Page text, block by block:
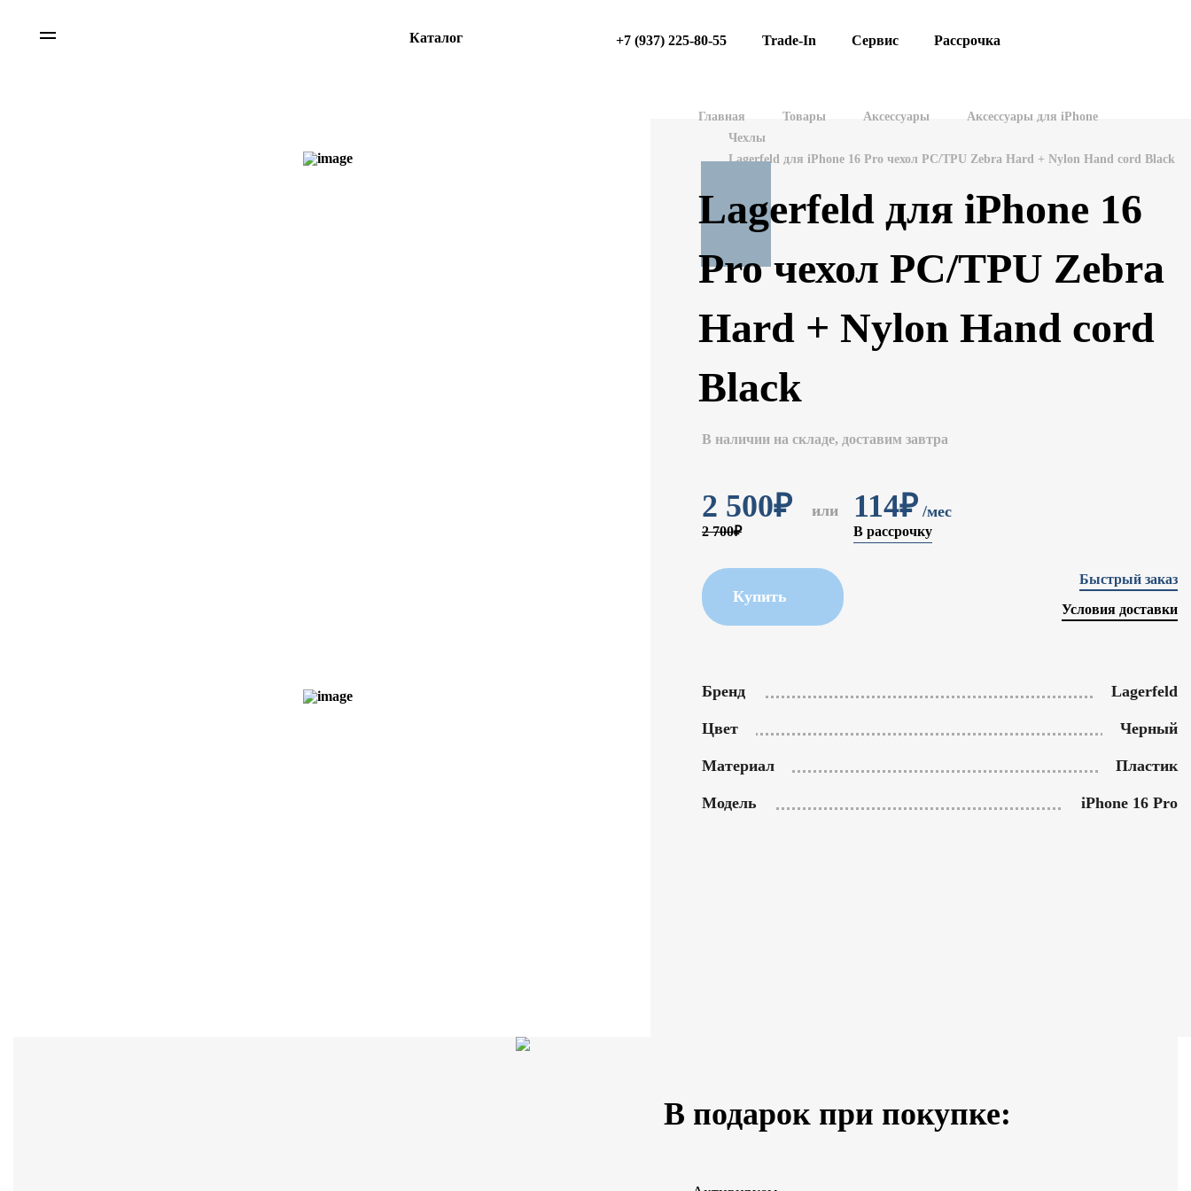
Каталог +7 (937) 225-80-55 Trade-In Сервис Рассрочка
Главная Товары Аксессуары
Аксессуары для iPhone
Чехлы
Lagerfeld для iPhone 16 Pro чехол PC/TPU Zebra Hard + Nylon Hand cord Black
Lagerfeld для iPhone 16
Pro чехол PC/TPU Zebra
Hard + Nylon Hand cord
Black
В наличии на складе, доставим завтра
2 500₽ или 114₽ /мес
В рассрочку
2 700₽
Купить
Быстрый заказ
Условия доставки
Бренд Lagerfeld
Цвет Черный
Материал Пластик
Модель iPhone 16 Pro
В подарок при покупке: